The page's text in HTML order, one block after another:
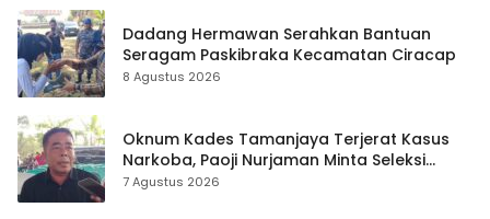
Dadang Hermawan Serahkan Bantuan
Seragam Paskibraka Kecamatan Ciracap
8 Agustus 2026
Oknum Kades Tamanjaya Terjerat Kasus
Narkoba, Paoji Nurjaman Minta Seleksi
Calon Kades Diperketat
7 Agustus 2026